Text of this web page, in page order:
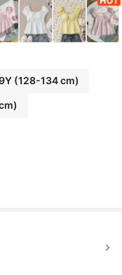
(128-134 cm)